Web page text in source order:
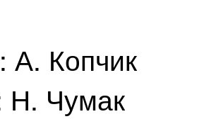
А. Копчик
Н. Чумак